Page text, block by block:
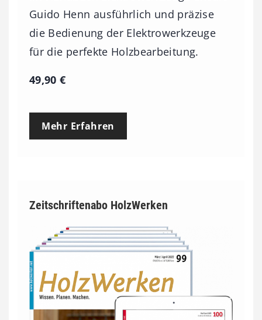
Guido Henn ausführlich und präzise
die Bedienung der Elektrowerkzeuge
für die perfekte Holzbearbeitung.
49,90€
Mehr Erfahren
Zeitschriftenabo HolzWerken